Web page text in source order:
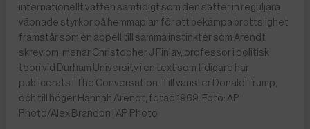
internationellt vatten samtidigt som den sätter in reguljära
väpnade styrkor på hemmaplan för att bekämpa brottslighet
framstår som en appell till samma instinkter som Arendt
skrev om, menar Christopher J Finlay, professor i politisk
teori vid Durham University i en text som tidigare har
publicerats i The Conversation. Till vänster Donald Trump,
och till höger Hannah Arendt, fotad 1969. Foto: AP
Photo/Alex Brandon | AP Photo